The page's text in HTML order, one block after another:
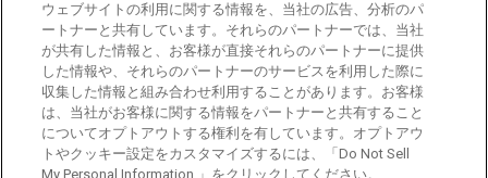
とに、信頼性の高い中古車情報を提供しています。
車種・エリア・走行距離等の基本的な中古車の状態から、「評価点と星の数」に
よる検索、装備品等のオプション等の詳細検索等、こだわりの中古車を様々な角
度から探すことが可能です。 国内外の各メーカー・車種を多く取り揃え、皆さ
まに安心と信頼の全国の中古車についての情報をお届け致します。
東京都公安委員会許可 第301001105434号
ウェブサイトの利用に関する情報を、当社の広告、分析のパ
ートナーと共有しています。それらのパートナーでは、当社
が共有した情報と、お客様が直接それらのパートナーに提供
した情報や、それらのパートナーのサービスを利用した際に
収集した情報と組み合わせ利用することがあります。お客様
は、当社がお客様に関する情報をパートナーと共有すること
についてオプトアウトする権利を有しています。オプトアウ
トやクッキー設定をカスタマイズするには、「Do Not Sell
My Personal Information 」をクリックしてください。